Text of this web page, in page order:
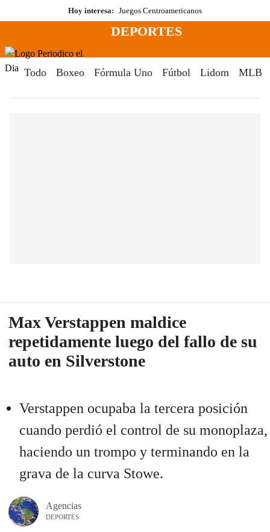
al
Hoy interesa: Juegos Centroamericanos
Menú
DEPORTES
Todo Boxeo Fórmula Uno Fútbol Lidom MLB
Max Verstappen maldice
repetidamente luego del fallo de su
auto en Silverstone
Verstappen ocupaba la tercera posición
cuando perdió el control de su monoplaza,
haciendo un trompo y terminando en la
grava de la curva Stowe.
Agencias
DEPORTES